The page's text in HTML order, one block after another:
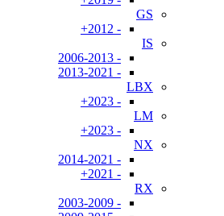
GS
- 2012+
IS
- 2006-2013
- 2013-2021
LBX
- 2023+
LM
- 2023+
NX
- 2014-2021
- 2021+
RX
- 2003-2009